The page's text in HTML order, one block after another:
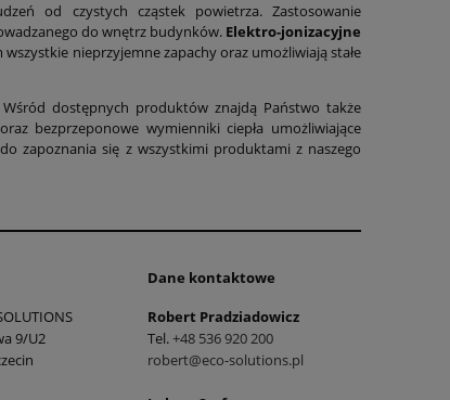
od czystych cząstek powietrza. Zastosowanie
do wnętrz budynków. Elektro-jonizacyjne
wszystkie nieprzyjemne zapachy oraz umożliwiają stałe
dostępnych produktów znajdą Państwo także
bezprzeponowe wymienniki ciepła umożliwiające
zapoznania się z wszystkimi produktami z naszego
9/U2
Dane kontaktowe
Robert Pradziadowicz
Tel.+48 536 920 200
robert@eco-solutions.pl